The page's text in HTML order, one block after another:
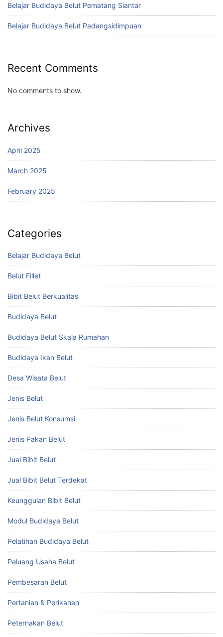
Belajar Budidaya Belut Pematang Siantar
Belajar Budidaya Belut Padangsidimpuan
Recent Comments
No comments to show.
Archives
April 2025
March 2025
February 2025
Categories
Belajar Budidaya Belut
Belut Fillet
Bibit Belut Berkualitas
Budidaya Belut
Budidaya Belut Skala Rumahan
Budidaya Ikan Belut
Desa Wisata Belut
Jenis Belut
Jenis Belut Konsumsi
Jenis Pakan Belut
Jual Bibit Belut
Jual Bibit Belut Terdekat
Keunggulan Bibit Belut
Modul Budidaya Belut
Pelatihan Budidaya Belut
Peluang Usaha Belut
Pembesaran Belut
Pertanian & Perikanan
Peternakan Belut